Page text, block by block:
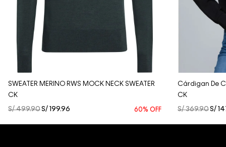
Vista Rápida
SWEATER MERINO RWS MOCK NECK SWEATER
CK
S/ 499.90S/ 199.96 60% OFF
Cárdigan De
CK
S/ 369.90S/